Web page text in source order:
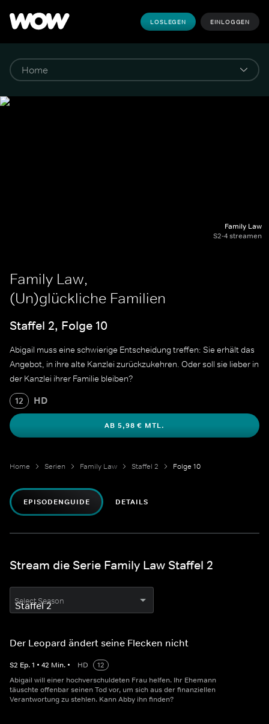
LOSLEGEN EINLOGGEN
Family Law
S2-4 streamen
Family Law,
(Un)glückliche Familien
Staffel 2, Folge 10
Abigail muss eine schwierige Entscheidung treffen: Sie erhält das
Angebot, in ihre alte Kanzlei zurückzukehren. Oder soll sie lieber in
der Kanzlei ihrer Familie bleiben?
12 HD
AB 5,98 € MTL.
Home Serien Family Law Staffel 2 Folge 10
EPISODENGUIDE DETAILS
Stream die Serie Family Law Staffel 2
Select Season
Der Leopard ändert seine Flecken nicht
S2 Ep.1 • 42 Min. • HD
12
Abigail will einer hochverschuldeten Frau helfen. Ihr Ehemann
täuschte offenbar seinen Tod vor, um sich aus der finanziellen
Verantwortung zu stehlen. Kann Abby ihn finden?